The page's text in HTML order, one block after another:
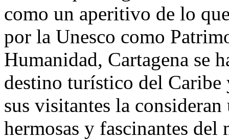
como un aperitivo de lo
por la Unesco como
Humanidad, Cartagena se
destino turístico del
sus visitantes la consideran
hermosas y fascinantes del